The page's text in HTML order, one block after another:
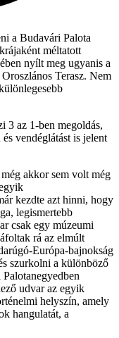
a Budavári Palota
méltatott
nyílt meg ugyanis a
Terasz. Nem
3 az 1-ben megoldás,
vendéglátást is jelent
akkor sem volt még
kezdte azt hinni, hogy
legismertebb
csak egy múzeumi
rá az elmúlt
Európa-bajnokság
szurkolni a különböző
udvar az egyik
helyszín, amely
hangulatát, a